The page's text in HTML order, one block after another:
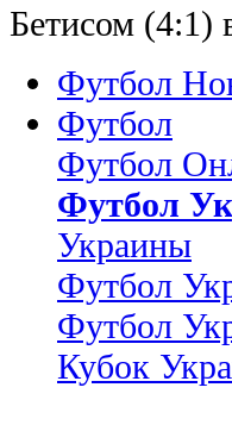
Бетисом (4:1)
Футбол
Футбол
Футбол
Футбол
Украины
Футбол
Футбол
Кубок